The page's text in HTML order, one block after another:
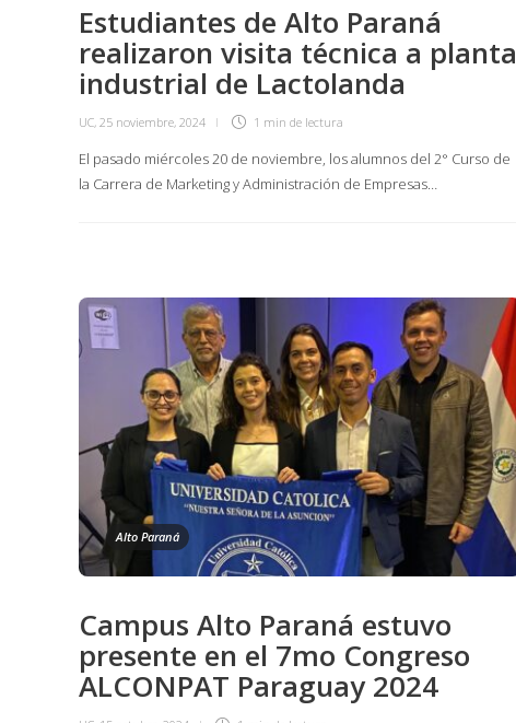
Estudiantes de Alto Paraná
realizaron visita técnica a planta
industrial de Lactolanda
UC, 25 noviembre, 2024 1 min de lectura
El pasado miércoles 20 de noviembre, los alumnos del 2° Curso de
la Carrera de Marketing y Administración de Empresas…
Alto Paraná
Campus Alto Paraná estuvo
presente en el 7mo Congreso
ALCONPAT Paraguay 2024